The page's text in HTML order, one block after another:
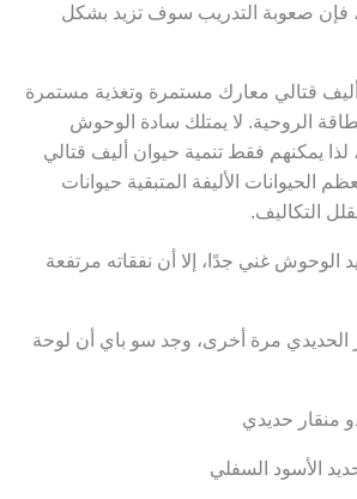
صعوبة التدريب سوف تزيد بشكل
قتالي معارك مستمرة وتغذية مستمرة
الروحية. لا يمتلك سادة الوحوش
لذا يمكنهم فقط تنمية حيوان أليف قتالي
الحيوانات الأليفة المتبقية حيوانات
التكاليف.
غني جدًا، إلا أن نفقاته مرتفعة
الحديدي مرة أخرى، وجد سو باي أن لوحة
منقار حديدي
الأسود السفلي